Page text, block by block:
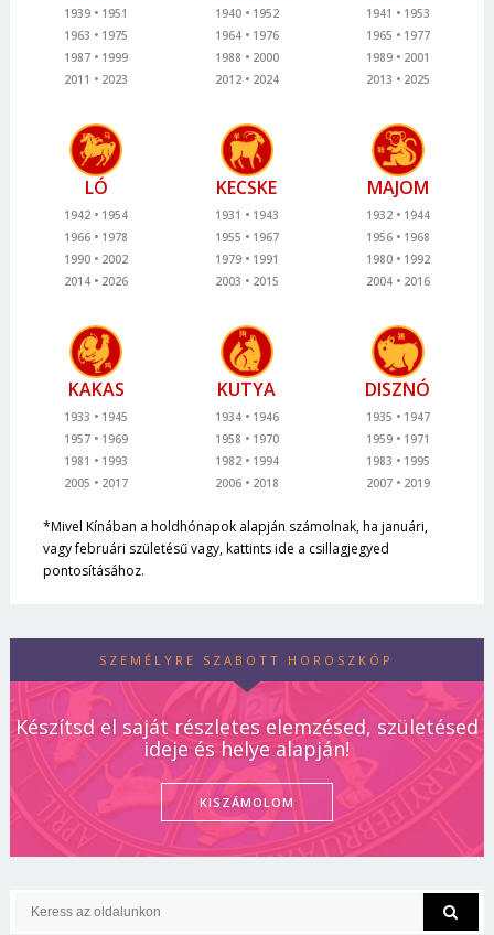
1939
1951
1963
1975
1987
1999
2011
2023
1940
1952
1964
1976
1988
2000
2012
2024
1941
1953
1965
1977
1989
2001
2013
2025
LÓ
1942
1954
1966
1978
1990
2002
2014
2026
KECSKE
1931
1943
1955
1967
1979
1991
2003
2015
MAJOM
1932
1944
1956
1968
1980
1992
2004
2016
KAKAS
1933
1945
1957
1969
1981
1993
2005
2017
KUTYA
1934
1946
1958
1970
1982
1994
2006
2018
DISZNÓ
1935
1947
1959
1971
1983
1995
2007
2019
*Mivel Kínában a holdhónapok alapján számolnak, ha januári,
vagy februári születésű vagy, kattints ide a csillagjegyed
pontosításához.
SZEMÉLYRE SZABOTT HOROSZKÓP
Készítsd el saját részletes elemzésed, születésed
ideje és helye alapján!
KISZÁMOLOM